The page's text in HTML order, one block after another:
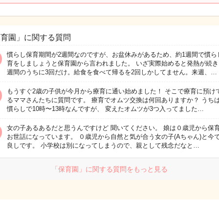
園」に関する質問
慣らし保育期間が2週間なのですが、お盆休みがあるため、約1週間で慣ら
育をしましょうと保育園から言われました。 いざ実際始めると発熱が続
週間のうちに3回だけ。給食を食べて帰るを2回しかしてません。来週、…
もうすぐ2歳の子供が今月から療育に通い始めました！ そこで療育に預け
るママさんたちに質問です。 療育でオムツ交換は何回ありますか？ うち
慣らしで10時〜13時なんですが、 変えたオムツが3つ入ってました…
女の子あるあるだと思うんですけど 聞いてください。 娘は０歳児から保
お世話になっています。 ０歳児から自然と気が合う女の子(Aちゃん)と今
良しです。 小学校は別になってしまうので、親として残念だなと…
「保育園」に関する質問をもっと見る